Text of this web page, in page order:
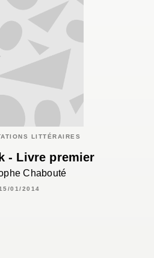
LITTÉRAIRES
- Livre premier
Chabouté
01/2014